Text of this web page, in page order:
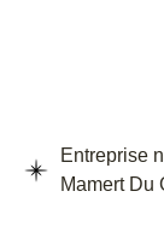
Entreprise
Mamert Du